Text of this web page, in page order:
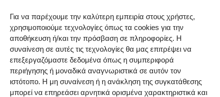
Για να παρέχουμε την καλύτερη εμπειρία στους χρήστες,
χρησιμοποιούμε τεχνολογίες όπως τα cookies για την
αποθήκευση ή/και την πρόσβαση σε πληροφορίες. Η
συναίνεση σε αυτές τις τεχνολογίες θα μας επιτρέψει να
επεξεργαζόμαστε δεδομένα όπως η συμπεριφορά
περιήγησης ή μοναδικά αναγνωριστικά σε αυτόν τον
ιστότοπο. Η μη συναίνεση ή η ανάκληση της συγκατάθεσης
μπορεί να επηρεάσει αρνητικά ορισμένα χαρακτηριστικά και
Όροι χρήσης
Cookie Policy (EU)
ΑΚΟΛΟΥΘΗΣΤΕ ΜΑΣ